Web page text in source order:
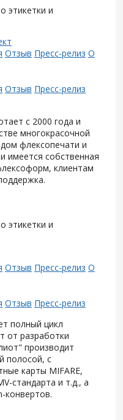
этикетки и
Отзыв Пресс-релиз О
Отзыв Пресс-релиз
с 2000 года и
многокрасочной
флексопечати и
имеется собственная
клиентам
этикетки и
Отзыв Пресс-релиз О
Отзыв Пресс-релиз
полный цикл
от разработки
производит
полосой, с
карты MIFARE,
стандарта и т.д., а
конвертов.